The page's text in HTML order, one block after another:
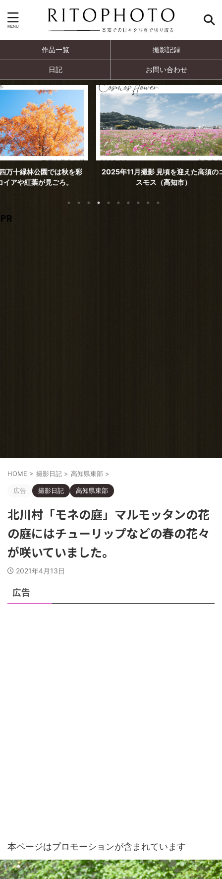
作品一覧 撮影記録
日記 お問い合わせ
秋を彩
ろ。
2025年11月撮影 見頃を迎えた高須のコ
スモス（高知市）
2025年
PR
HOME > 撮影日記 > 高知県東部 >
広告 撮影日記 高知県東部
北川村「モネの庭」マルモッタンの花
の庭にはチューリップなどの春の花々
が咲いていました。
2021年4月13日
広告
本ページはプロモーションが含まれています